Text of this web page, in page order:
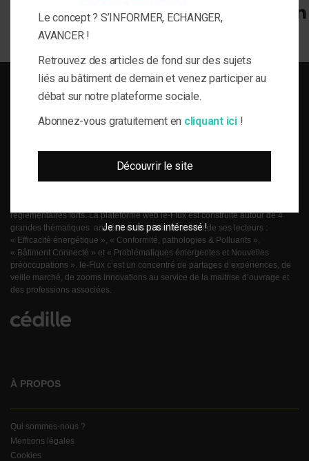
réglementaires forts. La plateforme web le-Flux est construite autour de 4
grandes thématiques ancrées dans la réalité métier de ses lecteurs :
« Efficacité énergétique », « Conformité, pathologies & Polluants »,
« Bâtiment Connecté » et « Problématiques émergentes et Nouvelles
préoccupations ». le-Flux c’est un concentré de partages d’expériences, de
veille marché, de zooms innovations au service de la maitrise d’ouvrage et
des professions associées.
À PROPOS
Qui sommes-nous ?
Mentions légales
Cookies
Le concept ? S’INFORMER, ECHANGER,
AVANCER !
Retrouvez des articles de fond sur des sujets
liés au bâtiment de demain et venez participer au
débat sur notre plateforme sociale.
Abonnez-vous gratuitement en cliquant ici!
Découvrir le site
Je ne suis pas intéressé !